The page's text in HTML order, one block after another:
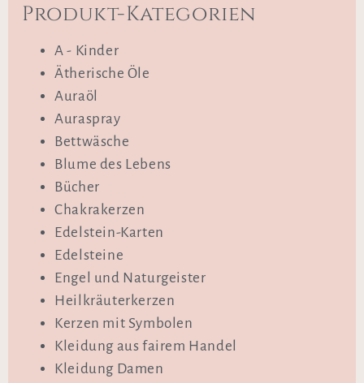
Produkt-Kategorien
A - Kinder
Ätherische Öle
Auraöl
Auraspray
Bettwäsche
Blume des Lebens
Bücher
Chakrakerzen
Edelstein-Karten
Edelsteine
Engel und Naturgeister
Heilkräuterkerzen
Kerzen mit Symbolen
Kleidung aus fairem Handel
Kleidung Damen